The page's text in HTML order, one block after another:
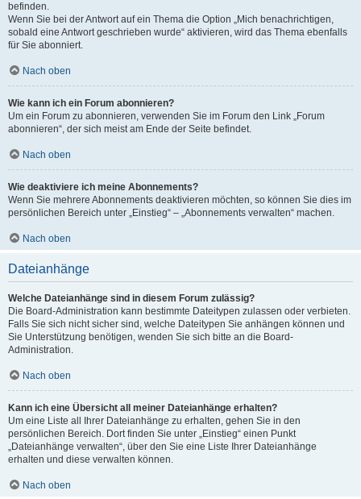
befinden.
Wenn Sie bei der Antwort auf ein Thema die Option „Mich benachrichtigen,
sobald eine Antwort geschrieben wurde“ aktivieren, wird das Thema ebenfalls
für Sie abonniert.
Nach oben
Wie kann ich ein Forum abonnieren?
Um ein Forum zu abonnieren, verwenden Sie im Forum den Link „Forum
abonnieren“, der sich meist am Ende der Seite befindet.
Nach oben
Wie deaktiviere ich meine Abonnements?
Wenn Sie mehrere Abonnements deaktivieren möchten, so können Sie dies im
persönlichen Bereich unter „Einstieg“ – „Abonnements verwalten“ machen.
Nach oben
Dateianhänge
Welche Dateianhänge sind in diesem Forum zulässig?
Die Board-Administration kann bestimmte Dateitypen zulassen oder verbieten.
Falls Sie sich nicht sicher sind, welche Dateitypen Sie anhängen können und
Sie Unterstützung benötigen, wenden Sie sich bitte an die Board-
Administration.
Nach oben
Kann ich eine Übersicht all meiner Dateianhänge erhalten?
Um eine Liste all Ihrer Dateianhänge zu erhalten, gehen Sie in den
persönlichen Bereich. Dort finden Sie unter „Einstieg“ einen Punkt
„Dateianhänge verwalten“, über den Sie eine Liste Ihrer Dateianhänge
erhalten und diese verwalten können.
Nach oben